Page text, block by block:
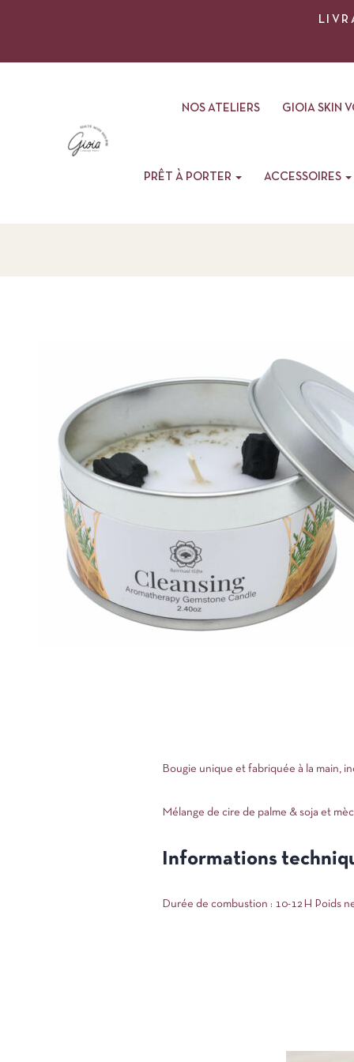
NOS ATELIERS GIOIA SKIN
PRÊT À PORTER ACCESSOIRES
Bougie unique et fabriquée à la main,
Mélange de cire de palme & soja et
Informations
Durée de combustion : 10-12H Poids